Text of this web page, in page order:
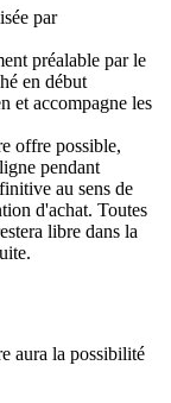
par
préalable par le
en début
et accompagne les
offre possible,
pendant
au sens de
d'achat. Toutes
libre dans la
aura la possibilité